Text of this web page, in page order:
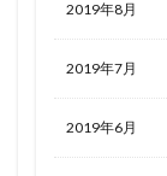
2019年8月
2019年7月
2019年6月